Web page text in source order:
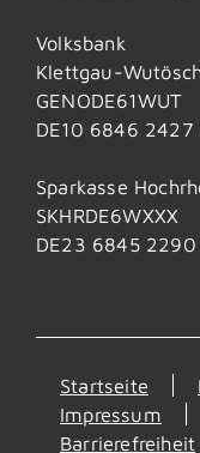
Volksbank
Klettgau-
GENODE61WUT
DE10 6846
Sparkasse
SKHRDE6WXXX
DE23 6845
Startseite
Impressum
Barrierefreiheit